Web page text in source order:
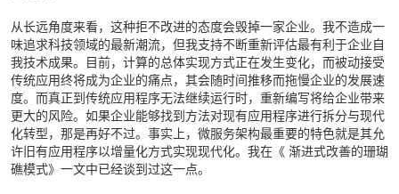
从长远角度来看，这种拒不改进的态度会毁掉一家企业。我不造成一
味追求科技领域的最新潮流，但我支持不断重新评估最有利于企业自
我技术成果。目前，计算的总体实现方式正在发生变化，而被动接受
传统应用终将成为企业的痛点，其会随时间推移而拖慢企业的发展速
度。而真正到传统应用程序无法继续运行时，重新编写将给企业带来
更大的风险。如果企业能够找到方法对现有应用程序进行拆分与现代
化转型，那是再好不过。事实上，微服务架构最重要的特色就是其允
许旧有应用程序以增量化方式实现现代化。我在《 渐进式改善的珊瑚
礁模式》一文中已经谈到过这一点。